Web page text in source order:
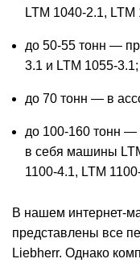
LTM 1040-2.1, LTM
до 50-55 тонн —
3.1 и LTM 1055-3.1;
до 70 тонн — в
до 100-160 тонн —
в себя машины
1100-4.1, LTM
В нашем интернет-
представлены все
Liebherr. Однако